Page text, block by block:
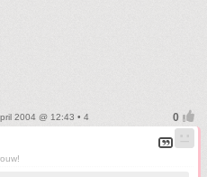
2004 @ 12:43 • 4